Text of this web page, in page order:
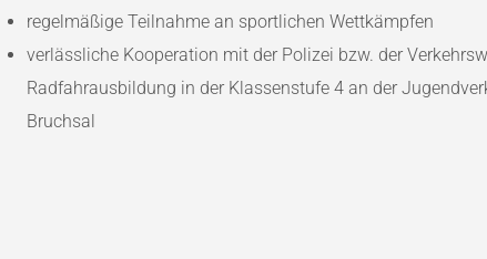
regelmäßige Teilnahme an sportlichen Wettkämpfen
verlässliche Kooperation mit der Polizei bzw. der
Radfahrausbildung in der Klassenstufe 4 an der
Bruchsal